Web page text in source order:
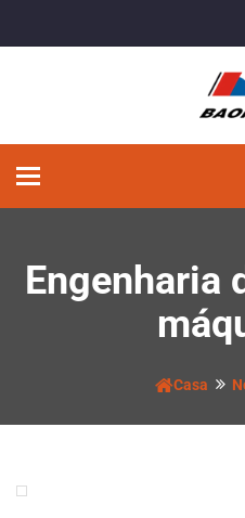
Alternar
Engenharia
Casa